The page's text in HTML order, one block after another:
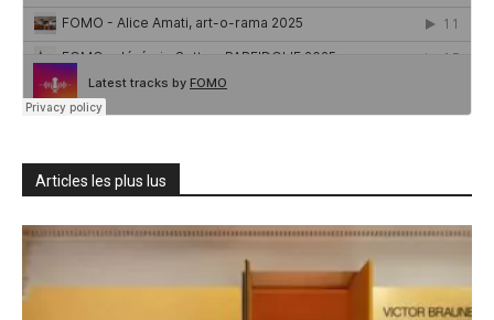
Articles les plus lus